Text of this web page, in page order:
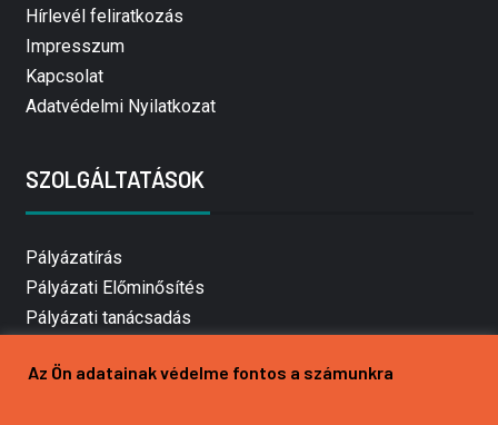
Hírlevél feliratkozás
Impresszum
Kapcsolat
Adatvédelmi Nyilatkozat
SZOLGÁLTATÁSOK
Pályázatírás
Pályázati Előminősítés
Pályázati tanácsadás
Mezőgazdasági pályázatírás
Az Ön adatainak védelme fontos a számunkra